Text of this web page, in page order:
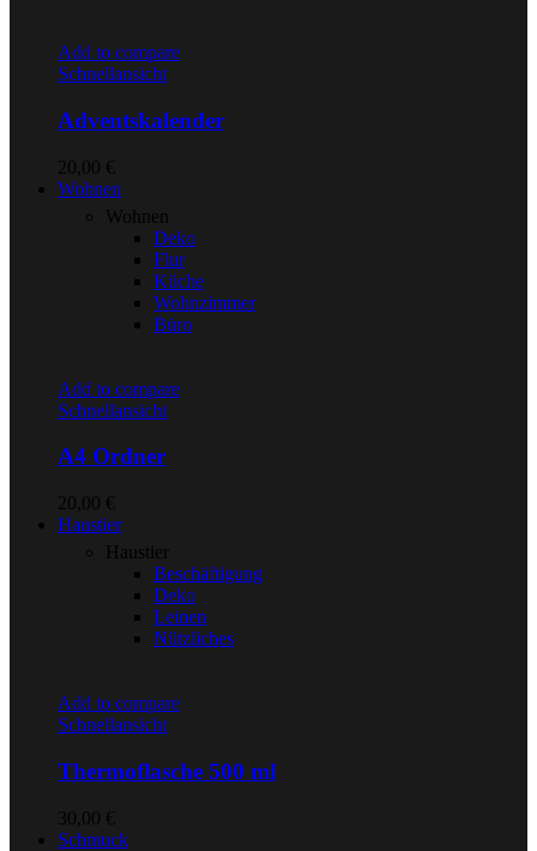
Add to compare
Schnellansicht
Adventskalender
20,00 €
Wohnen
Wohnen
Deko
Flur
Küche
Wohnzimmer
Büro
Add to compare
Schnellansicht
A4 Ordner
20,00 €
Haustier
Haustier
Beschäftigung
Deko
Leinen
Nützliches
Add to compare
Schnellansicht
Thermoflasche 500 ml
30,00 €
Schmuck